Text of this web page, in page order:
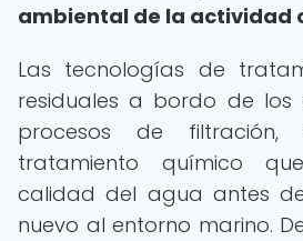
ambiental de la actividad
Las tecnologías de
residuales a bordo de los
procesos de filtración,
tratamiento químico
calidad del agua antes
nuevo al entorno marino.